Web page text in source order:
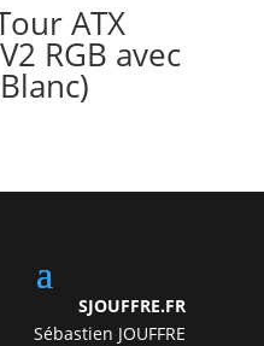
ATX
RGB avec
SJOUFFRE.FR
Sébastien JOUFFRE